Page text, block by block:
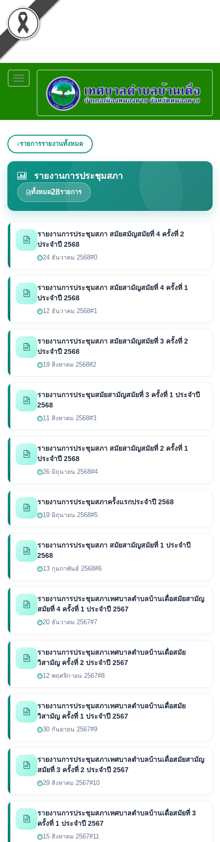
Toggle
navigation
รายการรายงานทั้งหมด
รายงานการประชุมสภา
ทั้งหมด28รายการ
รายงานการประชุมสภา สมัยสมัญสมัยที่ 4 ครั้งที่ 2
ประจำปี 2568
24 ธันวาคม 2568#0
รายงานการประชุมสภา สมัยสามัญสมัยที่ 4 ครั้งที่ 1
ประจำปี 2568
12 ธันวาคม 2568#1
รายงานการประชุมสภา สมัยสามัญสมัยที่ 3 ครั้งที่ 2
ประจำปี 2568
19 สิงหาคม 2568#2
รายงานการประชุมสมัยสามัญสมัยที่ 3 ครั้งที่ 1 ประจำปี
2568
11 สิงหาคม 2568#3
รายงานการประชุมสภา สมัยสามัญสมัยที่ 2 ครั้งที่ 1
ประจำปี 2568
26 มิถุนายน 2568#4
รายงานการประชุมสภาคร้้งแรกประจำปี 2568
19 มิถุนายน 2568#5
รายงานการประชุมสภา สมัยสามัญสมัยที่ 1 ประจำปี
2568
13 กุมภาพันธ์ 2568#6
รายงานการประชุมสภาเทศบาลตำบลบ้านเดื่อสมัยสามัญ
สมัยที่ 4 ครั้งที่ 1 ประจำปี 2567
20 ธันวาคม 2567#7
รายงานการประชุมสภาเทศบาลตำบลบ้านเดื่อสมัย
วิสามัญ ครั้งที่ 2 ประจำปี 2567
12 พฤศจิกายน 2567#8
รายงานการประชุมสภาเทศบาลตำบลบ้านเดื่อสมัย
วิสามัญ ครั้งที่ 1 ประจำปี 2567
30 กันยายน 2567#9
รายงานการประชุมสภาเทศบาลตำบลบ้านเดื่อสมัยสามัญ
สมัยที่ 3 ครั้งที่ 2 ประจำปี 2567
29 สิงหาคม 2567#10
รายงานการประชุมสภาเทศบาลตำบลบ้านเดื่อสมัยที่ 3
ครั้งที่ 1 ประจำปี 2567
15 สิงหาคม 2567#11